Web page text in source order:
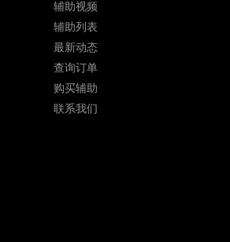
辅助视频
辅助列表
最新动态
查询订单
购买辅助
联系我们